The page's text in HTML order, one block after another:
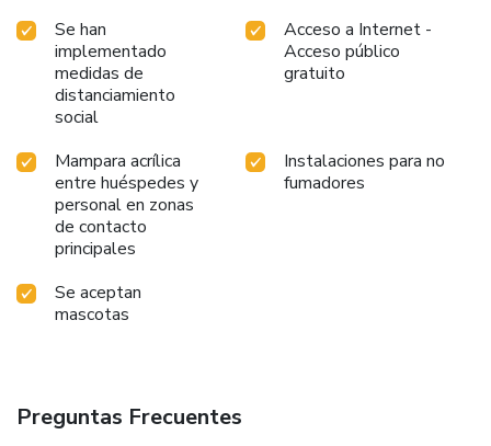
Se han
implementado
medidas de
distanciamiento
social
Acceso a Internet -
Acceso público
gratuito
Mampara acrílica
entre huéspedes y
personal en zonas
de contacto
principales
Instalaciones para no
fumadores
Se aceptan
mascotas
Preguntas Frecuentes